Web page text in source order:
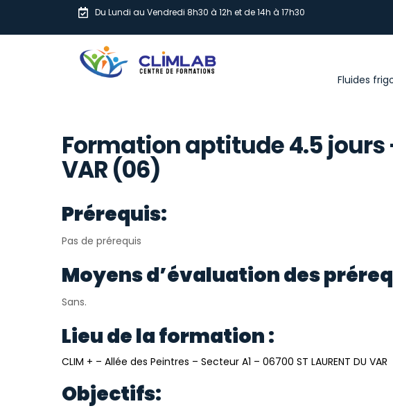
Du Lundi au Vendredi 8h30 à 12h et de 14h à 17h30
Fluides
Formation aptitude 4.5 jours –
VAR (06)
Prérequis:
Pas de prérequis
Moyens d’évaluation des
Sans.
Lieu de la formation :
CLIM + – Allée des Peintres – Secteur A1 – 06700 ST LAURENT DU VAR
Objectifs: